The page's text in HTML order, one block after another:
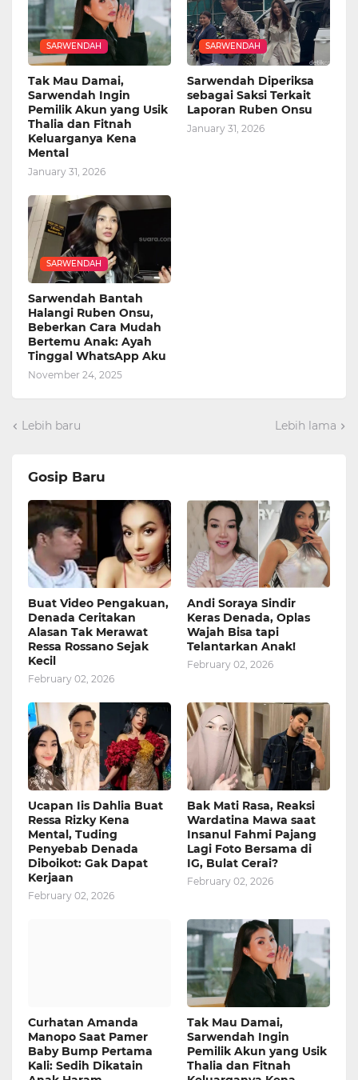
SARWENDAH
Tak Mau Damai,
Sarwendah Ingin
Pemilik Akun yang Usik
Thalia dan Fitnah
Keluarganya Kena
Mental
January 31, 2026
SARWENDAH
Sarwendah Diperiksa
sebagai Saksi Terkait
Laporan Ruben Onsu
January 31, 2026
SARWENDAH
Sarwendah Bantah
Halangi Ruben Onsu,
Beberkan Cara Mudah
Bertemu Anak: Ayah
Tinggal WhatsApp Aku
November 24, 2025
Lebih baru Lebih lama
Gosip Baru
Buat Video Pengakuan,
Denada Ceritakan
Alasan Tak Merawat
Ressa Rossano Sejak
Kecil
February 02, 2026
Andi Soraya Sindir
Keras Denada, Oplas
Wajah Bisa tapi
Telantarkan Anak!
February 02, 2026
Ucapan Iis Dahlia Buat
Ressa Rizky Kena
Mental, Tuding
Penyebab Denada
Diboikot: Gak Dapat
Kerjaan
February 02, 2026
Bak Mati Rasa, Reaksi
Wardatina Mawa saat
Insanul Fahmi Pajang
Lagi Foto Bersama di
IG, Bulat Cerai?
February 02, 2026
Curhatan Amanda
Manopo Saat Pamer
Baby Bump Pertama
Kali: Sedih Dikatain
Tak Mau Damai,
Sarwendah Ingin
Pemilik Akun yang Usik
Thalia dan Fitnah